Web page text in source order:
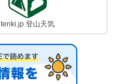
tenki.jp 登山天気